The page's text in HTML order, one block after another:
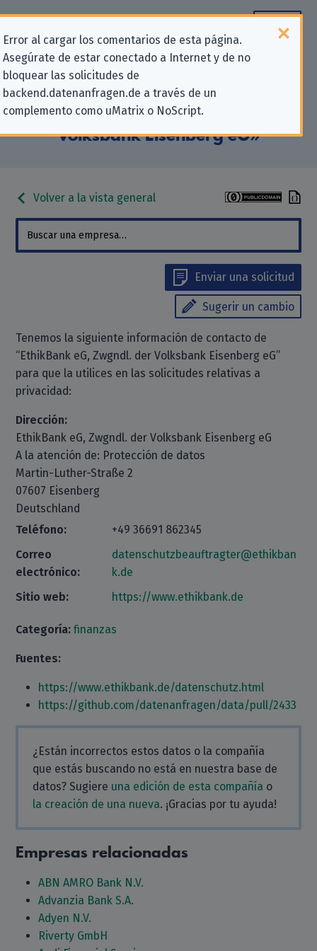
Error al cargar los comentarios de esta página.
Asegúrate de estar conectado a Internet y de no
bloquear las solicitudes de
backend.datenanfragen.de a través de un
complemento como uMatrix o NoScript.
Información de contacto para
solicitudes relativas a la privacidad
para «EthikBank eG, Zwgndl. der
Volksbank Eisenberg eG»
Volver a la vista general
Enviar una solicitud
Sugerir un cambio
Tenemos la siguiente información de contacto de
“EthikBank eG, Zwgndl. der Volksbank Eisenberg eG”
para que la utilices en las solicitudes relativas a
privacidad:
Dirección:
EthikBank eG, Zwgndl. der Volksbank Eisenberg eG
A la atención de: Protección de datos
Martin-Luther-Straße 2
07607 Eisenberg
Deutschland
Teléfono:
+49 36691 862345
Correo
electrónico:
datenschutzbeauftragter@ethikban
k.de
Sitio web:
https://www.ethikbank.de
Categoría: finanzas
Fuentes:
https://www.ethikbank.de/datenschutz.html
https://github.com/datenanfragen/data/pull/2433
¿Están incorrectos estos datos o la compañía
que estás buscando no está en nuestra base de
datos? Sugiere una edición de esta compañía o
la creación de una nueva. ¡Gracias por tu ayuda!
Empresas relacionadas
ABN AMRO Bank N.V.
Advanzia Bank S.A.
Adyen N.V.
Riverty GmbH